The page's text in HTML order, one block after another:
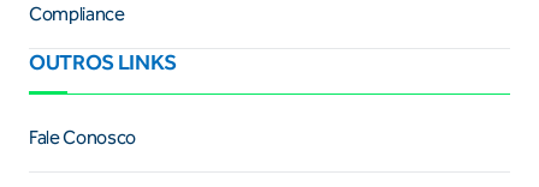
Compliance
OUTROS LINKS
Fale Conosco